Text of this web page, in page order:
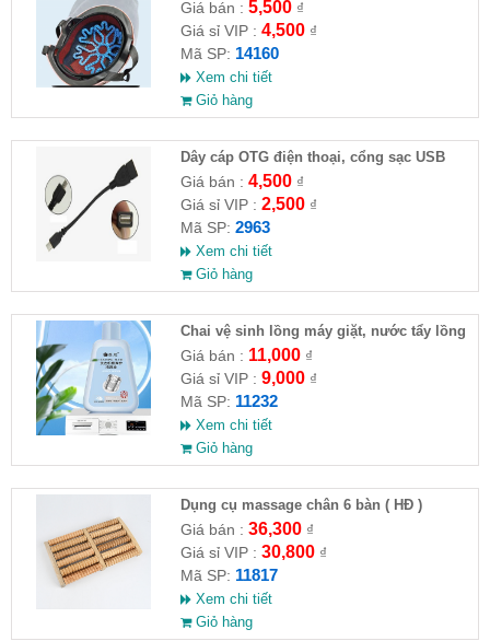
Giá bán : 5,500₫
Giá sỉ VIP : 4,500₫
Mã SP: 14160
Xem chi tiết
Giỏ hàng
Dây cáp OTG điện thoại, cổng sạc USB
Giá bán : 4,500₫
Giá sỉ VIP : 2,500₫
Mã SP: 2963
Xem chi tiết
Giỏ hàng
Chai vệ sinh lồng máy giặt, nước tẩy lồng
máy giặt CLEANING FLUID
Giá bán : 11,000₫
Giá sỉ VIP : 9,000₫
Mã SP: 11232
Xem chi tiết
Giỏ hàng
Dụng cụ massage chân 6 bàn ( HĐ )
Giá bán : 36,300₫
Giá sỉ VIP : 30,800₫
Mã SP: 11817
Xem chi tiết
Giỏ hàng